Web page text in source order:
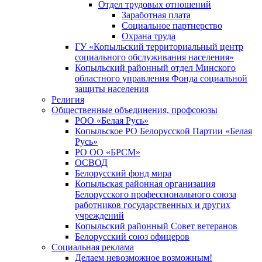
Отдел трудовых отношений
Заработная плата
Социальное партнерство
Охрана труда
ГУ «Копыльский территориальный центр
социального обслуживания населения»
Копыльский районный отдел Минского
областного управления Фонда социальной
защиты населения
Религия
Общественные объединения, профсоюзы
РОО «Белая Русь»
Копыльское РО Белорусской Партии «Белая
Русь»
РО ОО «БРСМ»
ОСВОД
Белорусский фонд мира
Копыльская районная организация
Белорусского профессионального союза
работников государственных и других
учреждений
Копыльский районный Совет ветеранов
Белорусский союз офицеров
Социальная реклама
Делаем невозможное возможным!